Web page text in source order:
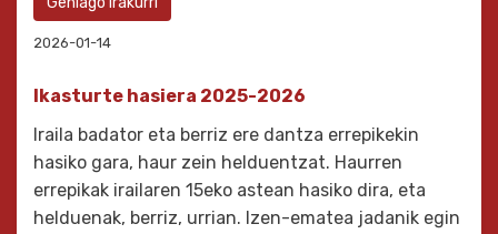
2026-01-14
Ikasturte hasiera 2025-2026
Iraila badator eta berriz ere dantza errepikekin
hasiko gara, haur zein helduentzat. Haurren
errepikak irailaren 15eko astean hasiko dira, eta
helduenak, berriz, urrian. Izen-ematea jadanik egin